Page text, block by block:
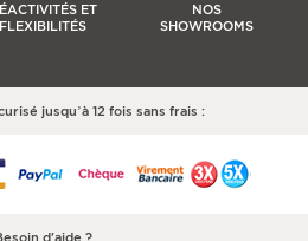
ET
FLEXIBILITÉS
NOS
SHOWROOMS
jusqu’à 12 fois sans frais :